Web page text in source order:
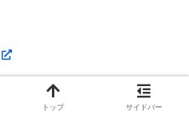
トップ サイドバー